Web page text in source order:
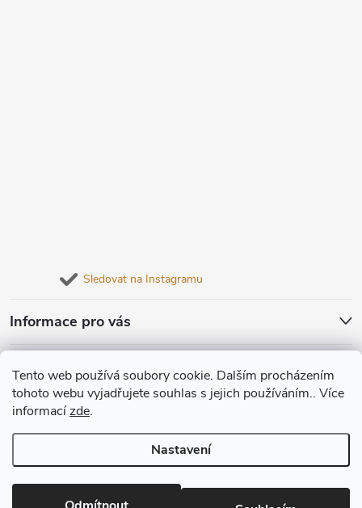
Tento web používá soubory cookie. Dalším procházením
tohoto webu vyjadřujete souhlas s jejich používáním.. Více
informacízde.
Nastavení
Sledovat na Instagramu
Informace pro vás
palubky.cz . Všechna práva vyhrazena.